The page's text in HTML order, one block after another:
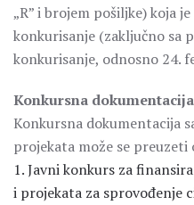
„R” i brojem pošiljke) koja
konkurisanje (zaključno sa
konkurisanje, odnosno 24.
Konkursna
Konkursna dokumentacija
projekata može se preuzeti
1. Javni konkurs za
i projekata za sprovođenje